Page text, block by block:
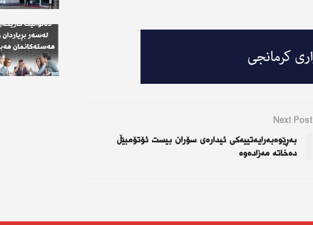
Next Post
بەڕێوەبەرایەتییەكی ئیدارەی سۆران بیست ئۆتۆمبێڵ
دەخاتە مەزادەوە